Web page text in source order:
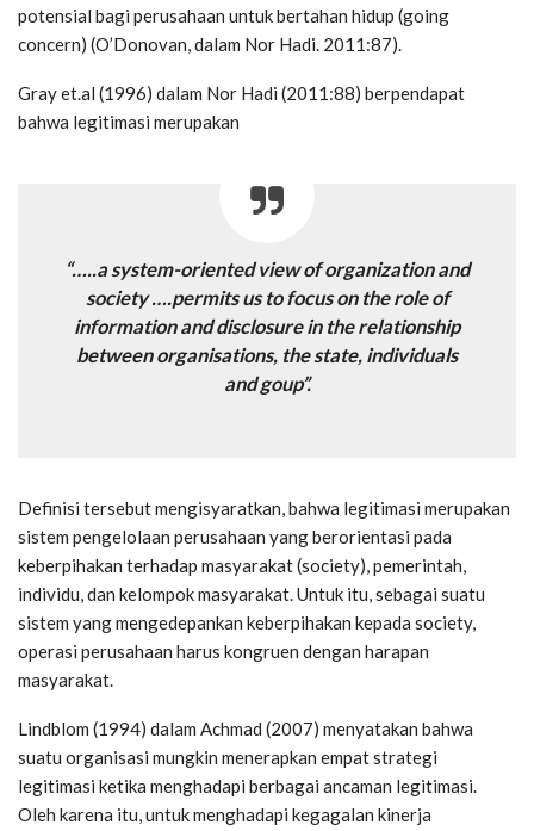
potensial bagi perusahaan untuk bertahan hidup (going
concern) (O’Donovan, dalam Nor Hadi. 2011:87).
Gray et.al (1996) dalam Nor Hadi (2011:88) berpendapat
bahwa legitimasi merupakan
“…..a system-oriented view of organization and
society ….permits us to focus on the role of
information and disclosure in the relationship
between organisations, the state, individuals
and goup”.
Definisi tersebut mengisyaratkan, bahwa legitimasi merupakan
sistem pengelolaan perusahaan yang berorientasi pada
keberpihakan terhadap masyarakat (society), pemerintah,
individu, dan kelompok masyarakat. Untuk itu, sebagai suatu
sistem yang mengedepankan keberpihakan kepada society,
operasi perusahaan harus kongruen dengan harapan
masyarakat.
Lindblom (1994) dalam Achmad (2007) menyatakan bahwa
suatu organisasi mungkin menerapkan empat strategi
legitimasi ketika menghadapi berbagai ancaman legitimasi.
Oleh karena itu, untuk menghadapi kegagalan kinerja